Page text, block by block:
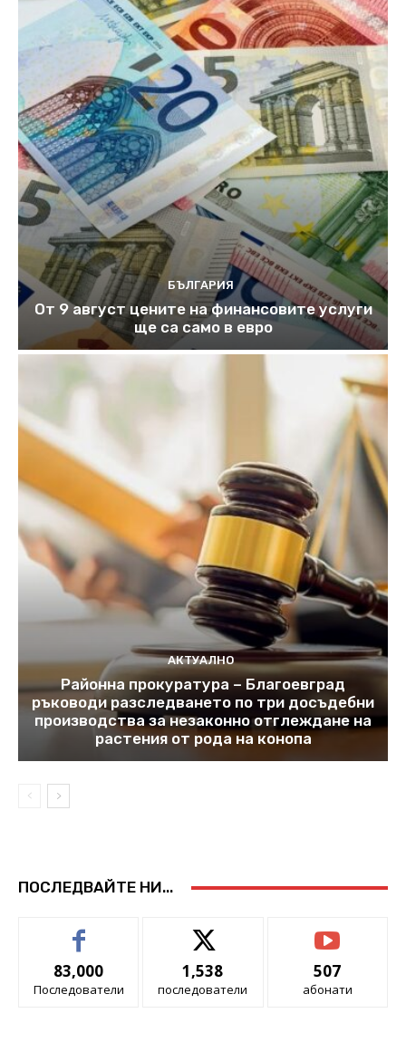
БЪЛГАРИЯ
От 9 август цените на финансовите услуги
ще са само в евро
АКТУАЛНО
Районна прокуратура – Благоевград
ръководи разследването по три досъдебни
производства за незаконно отглеждане на
растения от рода на конопа
ПОСЛЕДВАЙТЕ НИ...
83,000
Последователи
1,538
последователи
507
абонати